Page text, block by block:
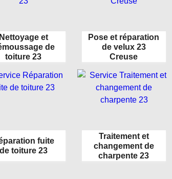
Nettoyage et
de
toiture 23
Pose et réparation
de velux 23
Creuse
fuite
de toiture 23
Traitement et
changement de
charpente 23